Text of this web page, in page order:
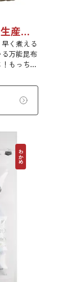
日高昆布3等 500g 【受注生産品】03070055
く煮える
万能昆布
もっちり
わかめ